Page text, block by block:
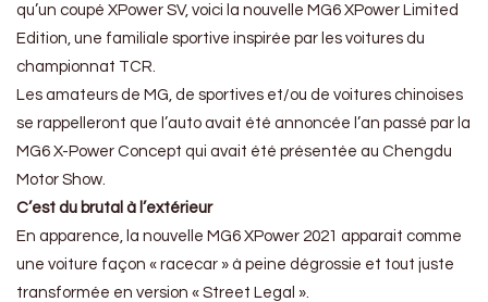
qu’un coupé XPower SV, voici la nouvelle MG6 XPower Limited
Edition, une familiale sportive inspirée par les voitures du
championnat TCR.
Les amateurs de MG, de sportives et/ou de voitures chinoises
se rappelleront que l’auto avait été annoncée l’an passé par la
MG6 X-Power Concept qui avait été présentée au Chengdu
Motor Show.
C’est du brutal à l’extérieur
En apparence, la nouvelle MG6 XPower 2021 apparait comme
une voiture façon « racecar » à peine dégrossie et tout juste
transformée en version « Street Legal ».